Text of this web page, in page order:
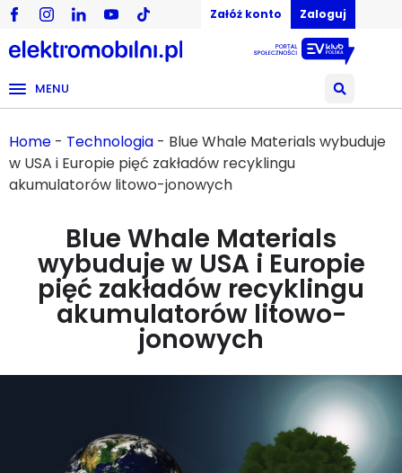
Załóż konto Zaloguj
MENU
Home - Technologia - Blue Whale Materials wybuduje
w USA i Europie pięć zakładów recyklingu
akumulatorów litowo-jonowych
Blue Whale Materials
wybuduje w USA i Europie
pięć zakładów recyklingu
akumulatorów litowo-
jonowych